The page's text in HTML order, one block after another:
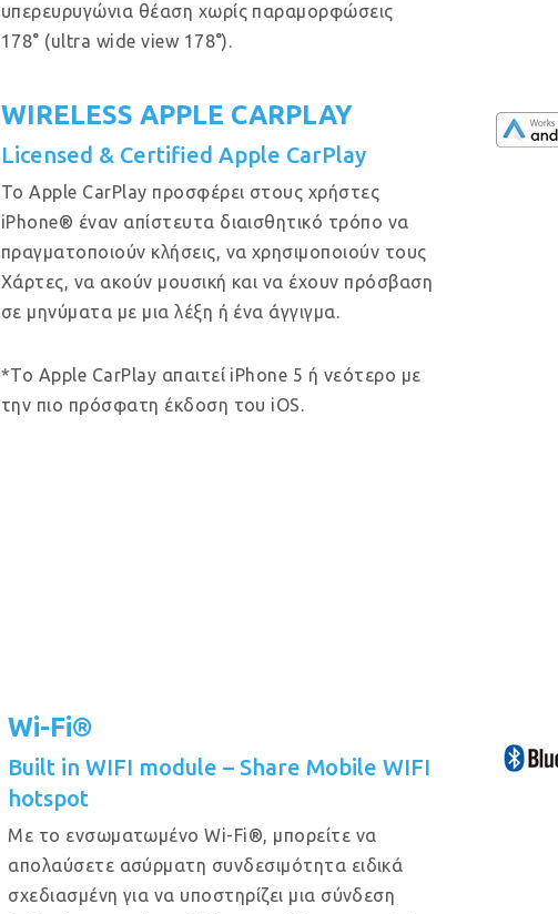
υπερευρυγώνια θέαση χωρίς παραμορφώσεις
178° (ultra wide view 178°).
WIRELESS APPLE CARPLAY
Licensed & Certified Apple CarPlay
Το Apple CarPlay προσφέρει στους χρήστες
iPhone® έναν απίστευτα διαισθητικό τρόπο να
πραγματοποιούν κλήσεις, να χρησιμοποιούν τους
Χάρτες, να ακούν μουσική και να έχουν πρόσβαση
σε μηνύματα με μια λέξη ή ένα άγγιγμα.
*Το Apple CarPlay απαιτεί iPhone 5 ή νεότερο με
την πιο πρόσφατη έκδοση του iOS.
Wi-Fi®
Built in WIFI module – Share Mobile WIFI
hotspot
Με το ενσωματωμένο Wi-Fi®, μπορείτε να
απολαύσετε ασύρματη συνδεσιμότητα ειδικά
σχεδιασμένη για να υποστηρίζει μια σύνδεση